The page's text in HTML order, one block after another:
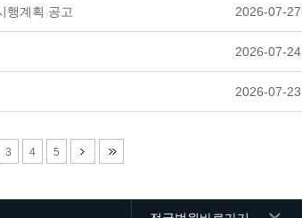
행계획 공고 2026-07-27
2026-07-24
2026-07-23
3 4 5